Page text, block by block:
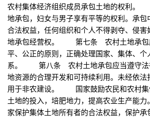
农村集体经济组织成员承包土地的权利
地承包，妇女与男子享有平等的权利。承包
合法权益，任何组织和个人不得剥夺、侵害
地承包经营权。 第七条 农村土地承包
平、公正的原则，正确处理国家、集体、个
系。 第八条 农村土地承包应当遵守法
地资源的合理开发和可持续利用。未经依
用于非农建设。 国家鼓励农民和农村集
土地的投入，培肥地力，提高农业生产
家保护集体土地所有者的合法权益，保护